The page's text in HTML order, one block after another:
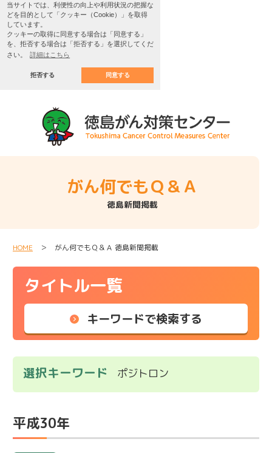
当サイトでは、利便性の向上や利用状況の把握な
どを目的として「クッキー（Cookie）」を取得
しています。
クッキーの取得に同意する場合は「同意する」
を、拒否する場合は「拒否する」を選択してくだ
さい。
詳細はこちら
拒否する 同意する
がん何でもＱ＆Ａ
徳島新聞掲載
HOME ＞ がん何でもＱ＆Ａ 徳島新聞掲載
タイトル一覧
キーワードで検索する
選択キーワード ポジトロン
平成30年